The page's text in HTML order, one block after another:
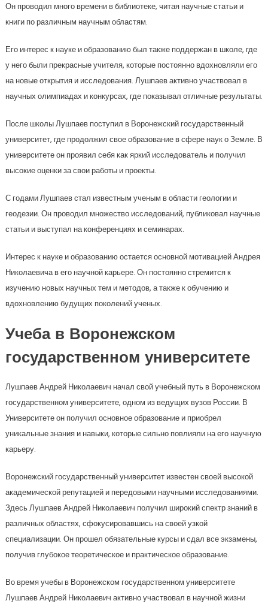
Он проводил много времени в библиотеке, читая научные статьи и
книги по различным научным областям.
Его интерес к науке и образованию был также поддержан в школе, где
у него были прекрасные учителя, которые постоянно вдохновляли его
на новые открытия и исследования. Лушпаев активно участвовал в
научных олимпиадах и конкурсах, где показывал отличные результаты.
После школы Лушпаев поступил в Воронежский государственный
университет, где продолжил свое образование в сфере наук о Земле. В
университете он проявил себя как яркий исследователь и получил
высокие оценки за свои работы и проекты.
С годами Лушпаев стал известным ученым в области геологии и
геодезии. Он проводил множество исследований, публиковал научные
статьи и выступал на конференциях и семинарах.
Интерес к науке и образованию остается основной мотивацией Андрея
Николаевича в его научной карьере. Он постоянно стремится к
изучению новых научных тем и методов, а также к обучению и
вдохновлению будущих поколений ученых.
Учеба в Воронежском
государственном университете
Лушпаев Андрей Николаевич начал свой учебный путь в Воронежском
государственном университете, одном из ведущих вузов России. В
Университете он получил основное образование и приобрел
уникальные знания и навыки, которые сильно повлияли на его научную
карьеру.
Воронежский государственный университет известен своей высокой
академической репутацией и передовыми научными исследованиями.
Здесь Лушпаев Андрей Николаевич получил широкий спектр знаний в
различных областях, сфокусировавшись на своей узкой
специализации. Он прошел обязательные курсы и сдал все экзамены,
получив глубокое теоретическое и практическое образование.
Во время учебы в Воронежском государственном университете
Лушпаев Андрей Николаевич активно участвовал в научной жизни